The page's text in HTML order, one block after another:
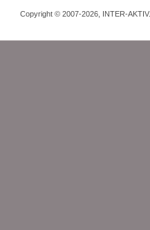
Copyright © 2007-2026, INTER-